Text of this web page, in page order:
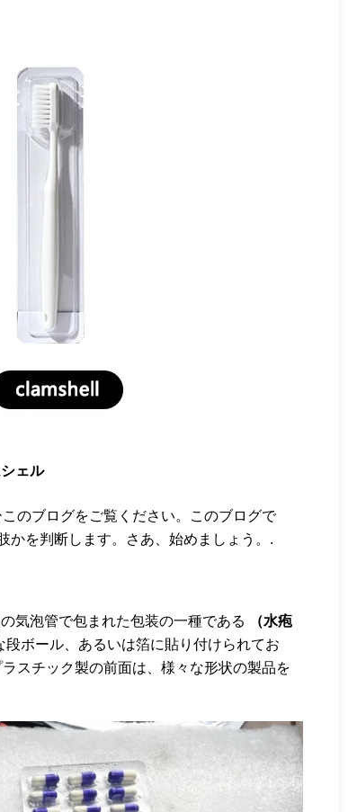
ェル
のブログをご覧ください。このブログで
かを判断します。さあ、始めましょう。.
気泡管で包まれた包装の一種である
（水疱
ボール、あるいは箔に貼り付けられてお
スチック製の前面は、様々な形状の製品を